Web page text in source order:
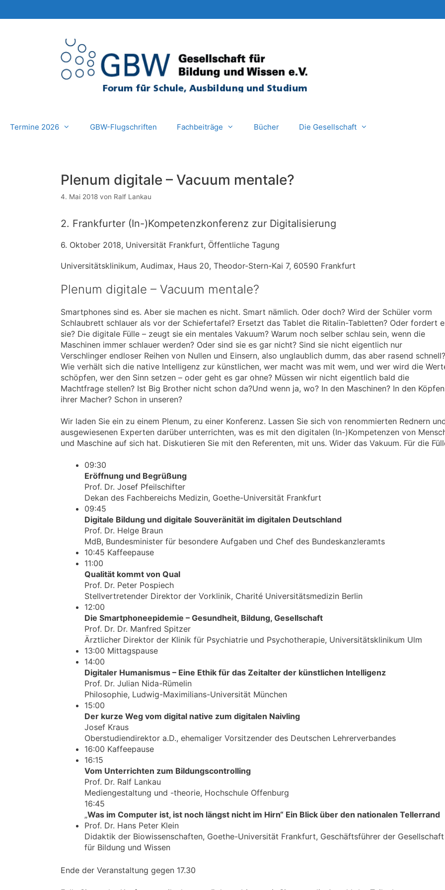
Termine 2026 GBW-Flugschriften Fachbeiträge Bücher Die Gesellschaft
Plenum digitale – Vacuum mentale?
4. Mai 2018 von Ralf Lankau
2. Frankfurter (In-)Kompetenzkonferenz zur Digitalisierung
6. Oktober 2018, Universität Frankfurt, Öffentliche Tagung
Universitätsklinikum, Audimax, Haus 20, Theodor-Stern-Kai 7, 60590 Frankfurt
Plenum digitale – Vacuum mentale?
Smartphones sind es. Aber sie machen es nicht. Smart nämlich. Oder doch? Wird der Schüler vorm
Schlaubrett schlauer als vor der Schiefertafel? Ersetzt das Tablet die Ritalin-Tabletten? Oder fordert
sie? Die digitale Fülle – zeugt sie ein mentales Vakuum? Warum noch selber schlau sein, wenn die
Maschinen immer schlauer werden? Oder sind sie es gar nicht? Sind sie nicht eigentlich nur
Verschlinger endloser Reihen von Nullen und Einsern, also unglaublich dumm, das aber rasend schnell?
Wie verhält sich die native Intelligenz zur künstlichen, wer macht was mit wem, und wer wird die
schöpfen, wer den Sinn setzen – oder geht es gar ohne? Müssen wir nicht eigentlich bald die
Machtfrage stellen? Ist Big Brother nicht schon da?Und wenn ja, wo? In den Maschinen? In den Köpfen
ihrer Macher? Schon in unseren?
Wir laden Sie ein zu einem Plenum, zu einer Konferenz. Lassen Sie sich von renommierten Rednern
ausgewiesenen Experten darüber unterrichten, was es mit den digitalen (In-)Kompetenzen von
und Maschine auf sich hat. Diskutieren Sie mit den Referenten, mit uns. Wider das Vakuum. Für die
09:30
Eröffnung und Begrüßung
Prof. Dr. Josef Pfeilschifter
Dekan des Fachbereichs Medizin, Goethe-Universität Frankfurt
09:45
Digitale Bildung und digitale Souveränität im digitalen Deutschland
Prof. Dr. Helge Braun
MdB, Bundesminister für besondere Aufgaben und Chef des Bundeskanzleramts
10:45 Kaffeepause
11:00
Qualität kommt von Qual
Prof. Dr. Peter Pospiech
Stellvertretender Direktor der Vorklinik, Charité Universitätsmedizin Berlin
12:00
Die Smartphoneepidemie – Gesundheit, Bildung, Gesellschaft
Prof. Dr. Dr. Manfred Spitzer
Ärztlicher Direktor der Klinik für Psychiatrie und Psychotherapie, Universitätsklinikum Ulm
13:00 Mittagspause
14:00
Digitaler Humanismus – Eine Ethik für das Zeitalter der künstlichen Intelligenz
Prof. Dr. Julian Nida-Rümelin
Philosophie, Ludwig-Maximilians-Universität München
15:00
Der kurze Weg vom digital native zum digitalen Naivling
Josef Kraus
Oberstudiendirektor a.D., ehemaliger Vorsitzender des Deutschen Lehrerverbandes
16:00 Kaffeepause
16:15
Vom Unterrichten zum Bildungscontrolling
Prof. Dr. Ralf Lankau
Mediengestaltung und -theorie, Hochschule Offenburg
16:45
„Was im Computer ist, ist noch längst nicht im Hirn“ Ein Blick über den nationalen Tellerrand
Prof. Dr. Hans Peter Klein
Didaktik der Biowissenschaften, Goethe-Universität Frankfurt, Geschäftsführer der Gesellschaft
für Bildung und Wissen
Ende der Veranstaltung gegen 17.30